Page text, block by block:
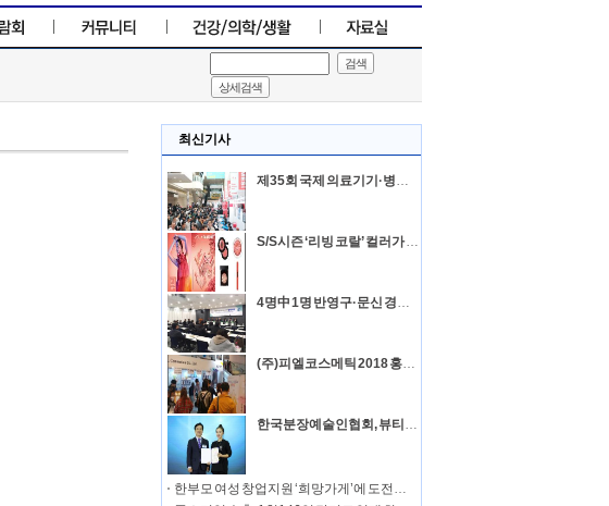
검색
상세검색
최신기사
제35회 국제 의료기기·병원설비 전시회 3월 14일부터 삼성동 COEX에서 열려...
S/S시즌 ‘리빙 코랄’ 컬러가 대세
4명中 1명 반영구·문신 경험…문신용 염료 안전관리 필요
(주)피엘코스메틱 2018 홍콩 코스모프로프 박람회에서 또 한 번 많은 주목
한국분장예술인협회, 뷰티소상공인 기능경진대회&인터내셔널 뷰티아트페어
한부모 여성 창업지원 ‘희망가게’에 도전하세요!